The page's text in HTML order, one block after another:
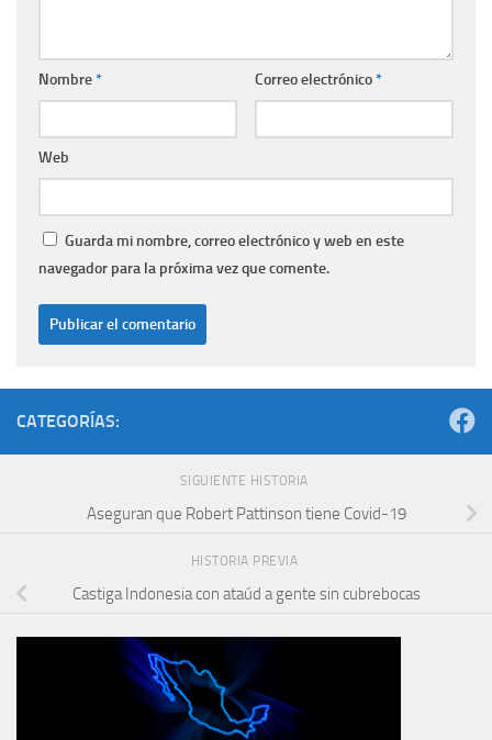
Nombre* Correo electrónico*
Web
Guarda mi nombre, correo electrónico y web en este
navegador para la próxima vez que comente.
CATEGORÍAS:
SIGUIENTE HISTORIA
Aseguran que Robert Pattinson tiene Covid-19
HISTORIA PREVIA
Castiga Indonesia con ataúd a gente sin cubrebocas